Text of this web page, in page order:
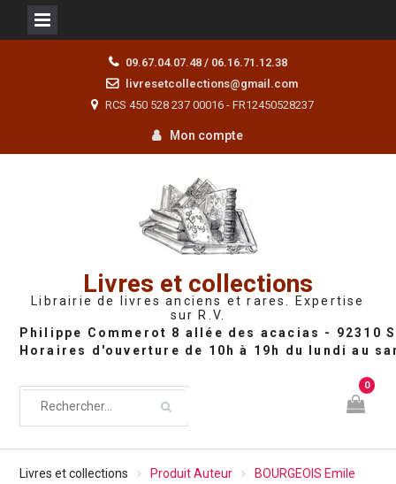
09.67.04.07.48 / 06.16.71.12.38
livresetcollections@gmail.com
RCS 450 528 237 00016 - FR12450528237
Mon compte
Livres et collections
Librairie de livres anciens et rares. Expertise
sur R.V.
0
Livres et collections Produit Auteur BOURGEOIS Emile